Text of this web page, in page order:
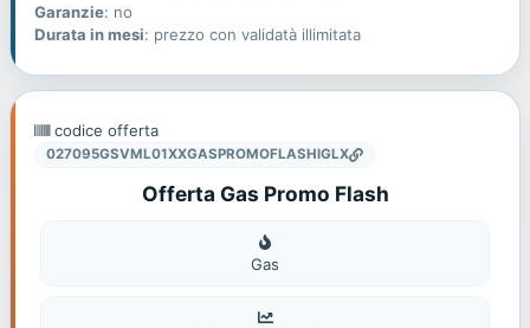
Garanzie: no
Durata in mesi: prezzo con validatà illimitata
codice offerta
027095GSVML01XXGASPROMOFLASHIGLX
Offerta Gas Promo Flash
Gas
Gas